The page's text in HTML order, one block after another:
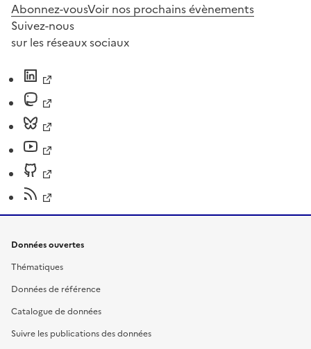
Abonnez-vousVoir nos prochains évènements
Suivez-nous
sur les réseaux sociaux
Données ouvertes
Thématiques
Données de référence
Catalogue de données
Suivre les publications des données